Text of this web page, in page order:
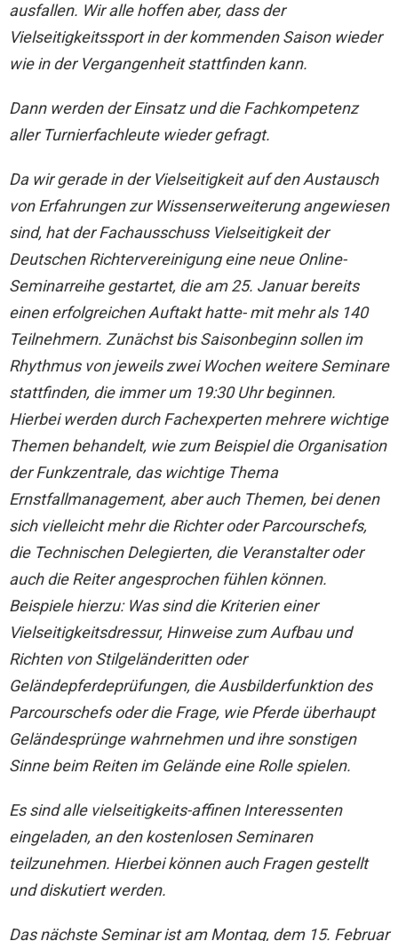
ausfallen. Wir alle hoffen aber, dass der
Vielseitigkeitssport in der kommenden Saison wieder
wie in der Vergangenheit stattfinden kann.
Dann werden der Einsatz und die Fachkompetenz
aller Turnierfachleute wieder gefragt.
Da wir gerade in der Vielseitigkeit auf den Austausch
von Erfahrungen zur Wissenserweiterung angewiesen
sind, hat der Fachausschuss Vielseitigkeit der
Deutschen Richtervereinigung eine neue Online-
Seminarreihe gestartet, die am 25. Januar bereits
einen erfolgreichen Auftakt hatte- mit mehr als 140
Teilnehmern. Zunächst bis Saisonbeginn sollen im
Rhythmus von jeweils zwei Wochen weitere Seminare
stattfinden, die immer um 19:30 Uhr beginnen.
Hierbei werden durch Fachexperten mehrere wichtige
Themen behandelt, wie zum Beispiel die Organisation
der Funkzentrale, das wichtige Thema
Ernstfallmanagement, aber auch Themen, bei denen
sich vielleicht mehr die Richter oder Parcourschefs,
die Technischen Delegierten, die Veranstalter oder
auch die Reiter angesprochen fühlen können.
Beispiele hierzu: Was sind die Kriterien einer
Vielseitigkeitsdressur, Hinweise zum Aufbau und
Richten von Stilgeländeritten oder
Geländepferdeprüfungen, die Ausbilderfunktion des
Parcourschefs oder die Frage, wie Pferde überhaupt
Geländesprünge wahrnehmen und ihre sonstigen
Sinne beim Reiten im Gelände eine Rolle spielen.
Es sind alle vielseitigkeits-affinen Interessenten
eingeladen, an den kostenlosen Seminaren
teilzunehmen. Hierbei können auch Fragen gestellt
und diskutiert werden.
Das nächste Seminar ist am Montag, dem 15. Februar